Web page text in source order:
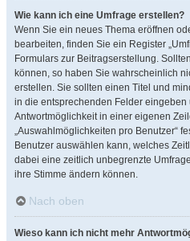
Wie kann ich eine Umfrage erstellen?
Wenn Sie ein neues Thema eröffnen
bearbeiten, finden Sie ein Register
Formulars zur Beitragserstellung.
können, so haben Sie wahrscheinlich
erstellen. Sie sollten einen Titel und
in die entsprechenden Felder
Antwortmöglichkeit in einer eigenen
„Auswahlmöglichkeiten pro Benutzer“
Benutzer auswählen kann, welches
dabei eine zeitlich unbegrenzte
ihre Stimme ändern können.
Nach oben
Wieso kann ich nicht mehr